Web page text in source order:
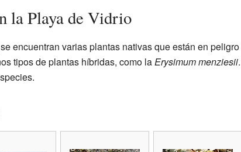
la Playa de Vidrio
encuentran varias plantas nativas que están en
tipos de plantas híbridas, como laErysimum menziesii